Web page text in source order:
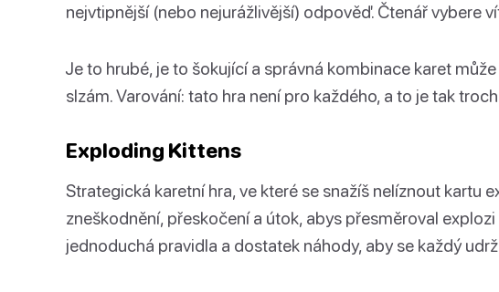
nejvtipnější (nebo nejurážlivější) odpověď. Čtenář vybere
Je to hrubé, je to šokující a správná kombinace karet
slzám. Varování: tato hra není pro každého, a to je tak
Exploding Kittens
Strategická karetní hra, ve které se snažíš nelíznout kartu
zneškodnění, přeskočení a útok, abys přesměroval explozi
jednoduchá pravidla a dostatek náhody, aby se každý